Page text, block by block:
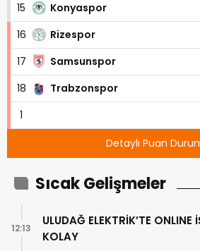
15
Konyaspor
16
Rizespor
17
Samsunspor
18
Trabzonspor
1
Detaylı Puan
Sıcak Gelişmeler
ULUDAĞ ELEKTRİK’TE ONLINE
KOLAY
12:13